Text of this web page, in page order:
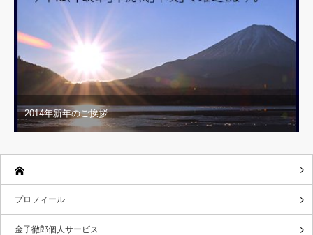
2014年新年のご挨拶
プロフィール
金子徹郎個人サービス